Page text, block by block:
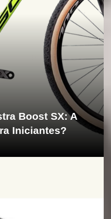
Boost SX: A
Iniciantes?